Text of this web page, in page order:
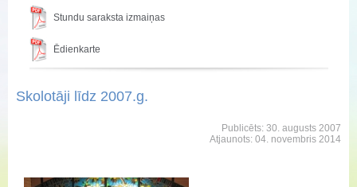
Stundu saraksta izmaiņas
Ēdienkarte
Skolotāji līdz 2007.g.
Publicēts: 30. augusts 2007
Atjaunots: 04. novembris 2014